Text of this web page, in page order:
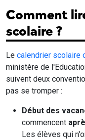
Comment
scolaire ?
Le calendrier scolaire
ministère de
suivent deux
pas se tromper :
Début des
commencent
Les élèves qui